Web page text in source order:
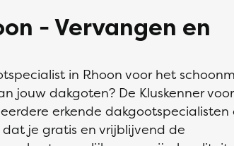
- Vervangen en
in Rhoon voor het
jouw dakgoten? De Kluskenner
erkende dakgootspecialisten
je gratis en vrijblijvend de